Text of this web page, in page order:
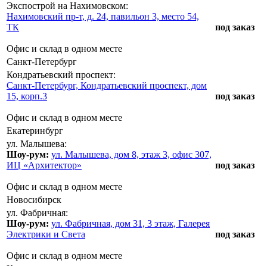
Экспострой на Нахимовском:
Нахимовский пр-т, д. 24, павильон 3, место 54,
ТК
Офис и склад в одном месте
под заказ
Санкт-Петербург
Кондратьевский проспект:
Санкт-Петербург, Кондратьевский проспект, дом
15, корп.3
Офис и склад в одном месте
под заказ
Екатеринбург
ул. Малышева:
Шоу-рум: ул. Малышева, дом 8, этаж 3, офис 307,
ИЦ «Архитектор»
Офис и склад в одном месте
под заказ
Новосибирск
ул. Фабричная:
Шоу-рум: ул. Фабричная, дом 31, 3 этаж, Галерея
Электрики и Света
Офис и склад в одном месте
под заказ